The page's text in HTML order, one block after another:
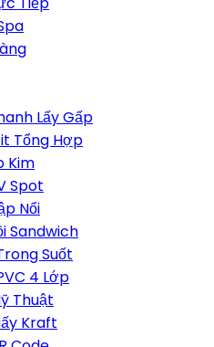
Lấy Gấp
Tổng Hợp
Kim
Spot
Nổi
Sandwich
Suốt
4 Lớp
Thuật
Kraft